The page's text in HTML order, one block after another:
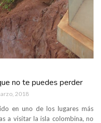
no te puedes perder
2018
en uno de los lugares más
a visitar la isla colombina, no